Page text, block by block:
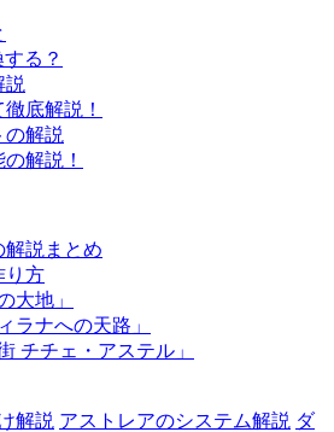
る？
説
底解説！
の解説
解説！
解説まとめ
り方
大地」
ラナへの天路」
チチェ・アステル」
解説 アストレアのシステム解説 ダ